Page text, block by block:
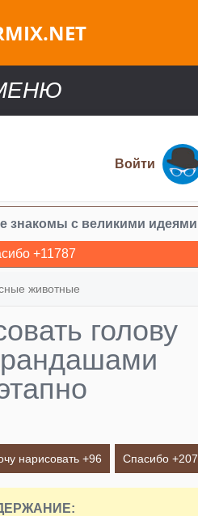
Войти
знакомы с великими
+11787
животные
голову
нарисовать +96 Спасибо +207